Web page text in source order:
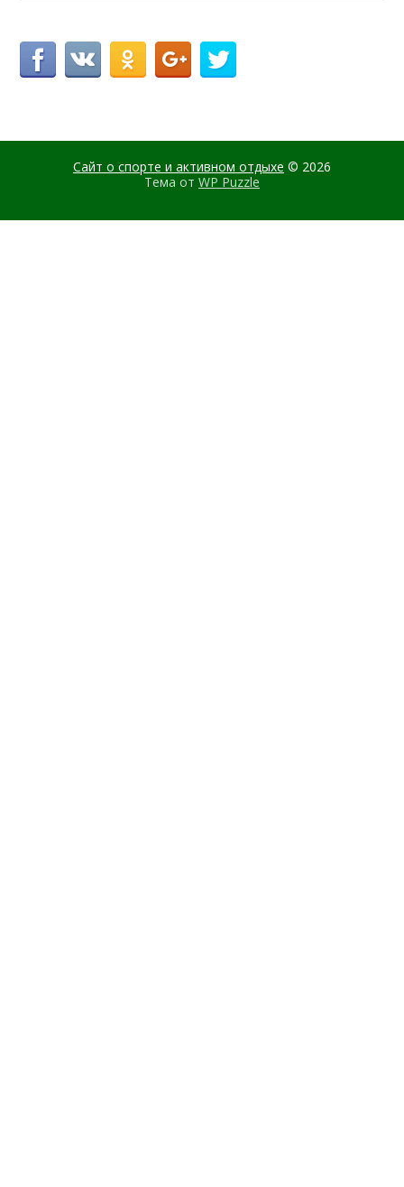
Сайт о спорте и активном отдыхе © 2026
Тема от WP Puzzle